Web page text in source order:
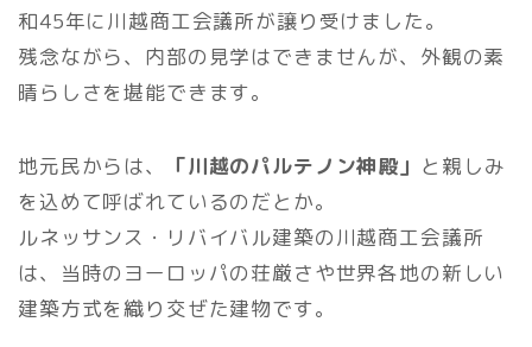
和45年に川越商工会議所が譲り受けました。
残念ながら、内部の見学はできませんが、外観の素
晴らしさを堪能できます。
地元民からは、 「川越のパルテノン神殿」 と親しみ
を込めて呼ばれているのだとか。
ルネッサンス・リバイバル建築の川越商工会議所
は、当時のヨーロッパの荘厳さや世界各地の新しい
建築方式を織り交ぜた建物です。